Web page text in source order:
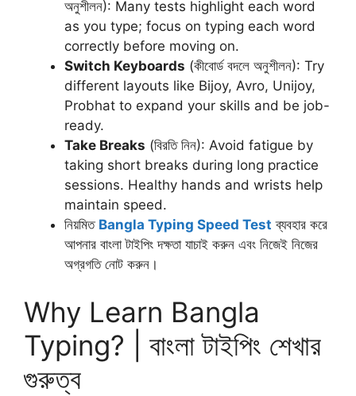
অনুশীলন): Many tests highlight each word
as you type; focus on typing each word
correctly before moving on.
Switch Keyboards (কীবোর্ড বদলে অনুশীলন): Try
different layouts like Bijoy, Avro, Unijoy,
Probhat to expand your skills and be job-
ready.
Take Breaks (বিরতি নিন): Avoid fatigue by
taking short breaks during long practice
sessions. Healthy hands and wrists help
maintain speed.
নিয়মিত Bangla Typing Speed Test ব্যবহার করে
আপনার বাংলা টাইপিং দক্ষতা যাচাই করুন এবং নিজেই নিজের
অগ্রগতি নোট করুন।
Why Learn Bangla
Typing? | বাংলা টাইপিং শেখার
গুরুত্ব